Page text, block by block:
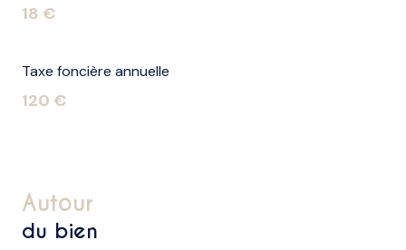
18 €
Taxe foncière annuelle
120 €
autour
du bien